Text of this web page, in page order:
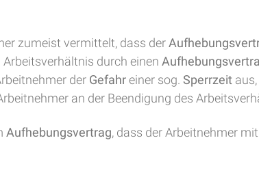
zumeist vermittelt, dass der
Arbeitsverhältnis durch einen
der Gefahreiner sog. Sperrzeit
an der Beendigung des
Aufhebungsvertrag, dass der Arbeitnehmer